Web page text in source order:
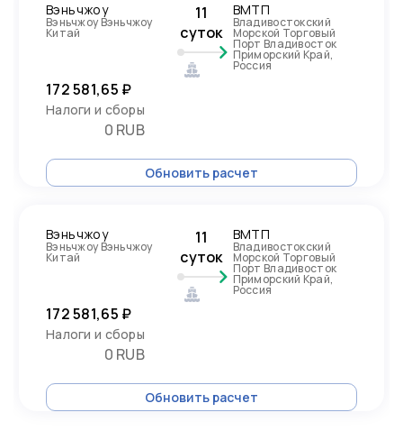
Вэньчжоу
Вэньчжоу Вэньчжоу
Китай
11
суток
ВМТП
Владивостокский
Морской Торговый
Порт Владивосток
Приморский Край,
Россия
172 581,65 ₽
Налоги и сборы
0 RUB
Обновить расчет
Вэньчжоу
Вэньчжоу Вэньчжоу
Китай
11
суток
ВМТП
Владивостокский
Морской Торговый
Порт Владивосток
Приморский Край,
Россия
172 581,65 ₽
Налоги и сборы
0 RUB
Обновить расчет